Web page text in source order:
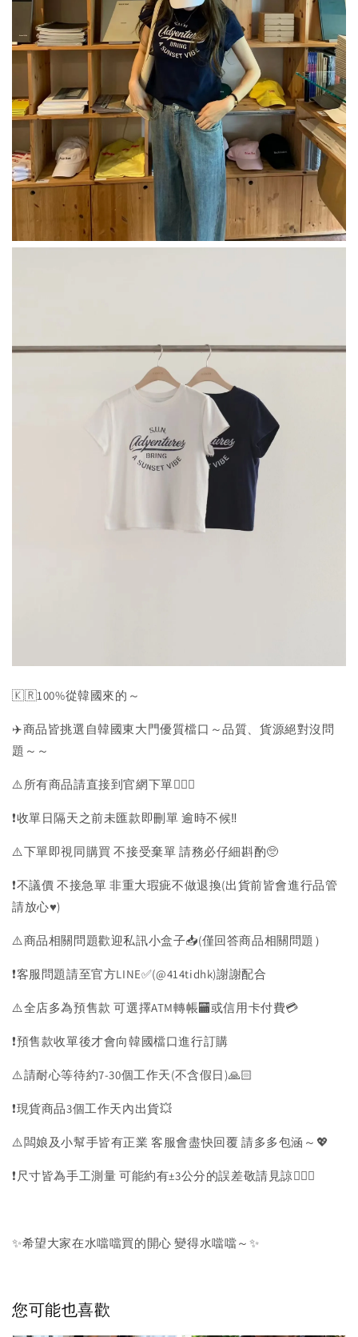
🇰🇷100%從韓國來的～
✈️商品皆挑選自韓國東大門優質檔口～品質、貨源絕對沒問
題～～
⚠️所有商品請直接到官網下單💁🏻‍♀️
❗️收單日隔天之前未匯款即刪單 逾時不候‼️
⚠️下單即視同購買 不接受棄單 請務必仔細斟酌🥺
❗️不議價 不接急單 非重大瑕疵不做退換(出貨前皆會進行品管
請放心♥️)
⚠️商品相關問題歡迎私訊小盒子📥(僅回答商品相關問題）
❗️客服問題請至官方LINE✅(@414tidhk)謝謝配合
⚠️全店多為預售款 可選擇ATM轉帳🏧或信用卡付費💳
❗️預售款收單後才會向韓國檔口進行訂購
⚠️請耐心等待約7-30個工作天(不含假日)🙏🏻
❗️現貨商品3個工作天內出貨💥
⚠️闆娘及小幫手皆有正業 客服會盡快回覆 請多多包涵～💖
❗️尺寸皆為手工測量 可能約有±3公分的誤差敬請見諒🙇🏻‍♀️
✨希望大家在水噹噹買的開心 變得水噹噹～✨
您可能也喜歡